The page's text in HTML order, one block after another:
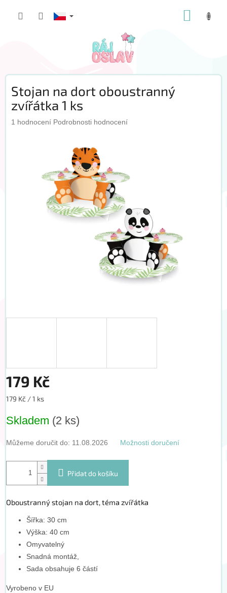
Stojan na dort oboustranný
zvířátka 1 ks
Průměrné
1 hodnocení Podrobnosti hodnocení
179 Kč
Měrná
179 Kč / 1 ks
Skladem (2 ks)
Můžeme doručit do: 11.08.2026 Možnosti doručení
Přidat do košíku
Oboustranný stojan na dort, téma zvířátka
Šířka: 30 cm
Výška: 40 cm
Omyvatelný
Snadná montáž,
Sada obsahuje 6 částí
Vyrobeno v EU